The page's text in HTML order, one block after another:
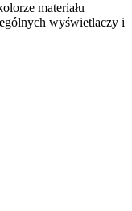
materiału
wyświetlaczy i